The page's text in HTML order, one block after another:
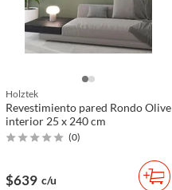
Holztek
Revestimiento pared Rondo Olive
interior 25 x 240 cm
(0)
$639 c/u